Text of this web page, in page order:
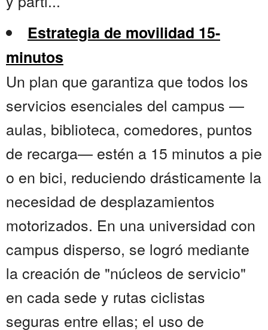
Estrategia de movilidad 15-
minutos
Un plan que garantiza que todos los
servicios esenciales del campus —
aulas, biblioteca, comedores, puntos
de recarga— estén a 15 minutos a pie
o en bici, reduciendo drásticamente la
necesidad de desplazamientos
motorizados. En una universidad con
campus disperso, se logró mediante
la creación de "núcleos de servicio"
en cada sede y rutas ciclistas
seguras entre ellas; el uso de